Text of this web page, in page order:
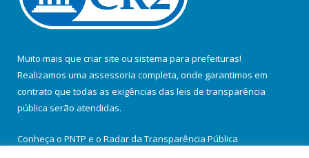
Muito mais que criar site ou sistema para prefeituras!
Realizamos uma assessoria completa, onde garantimos em
contrato que todas as exigências das leis de transparência
pública serão atendidas.
Conheça o PNTP e o Radar da Transparência Pública